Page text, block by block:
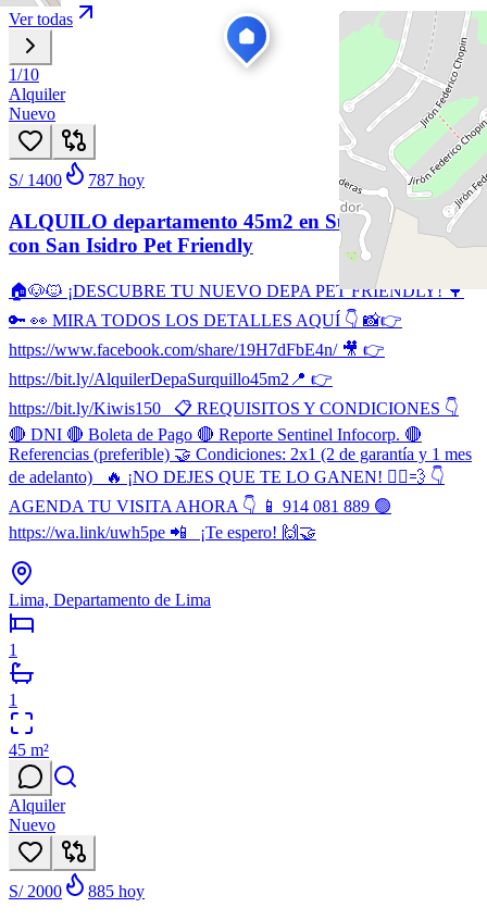
Ver todas
1/10
Alquiler
Nuevo
S/ 1400 787 hoy
ALQUILO departamento 45m2 en Surquillo Limite
con San Isidro Pet Friendly
🏠🐶🐱 ¡DESCUBRE TU NUEVO DEPA PET FRIENDLY! 🌳
🔑 👀 MIRA TODOS LOS DETALLES AQUÍ 👇 📸👉
https://www.facebook.com/share/19H7dFbE4n/ 🎥 👉
https://bit.ly/AlquilerDepaSurquillo45m2 ​📍 👉
https://bit.ly/Kiwis150 📋 REQUISITOS Y CONDICIONES 👇
🔴 DNI 🔴 Boleta de Pago 🔴 Reporte Sentinel Infocorp. 🔴
Referencias (preferible) 🤝 Condiciones: 2x1 (2 de garantía y 1 mes
de adelanto) 🔥 ¡NO DEJES QUE TE LO GANEN! 🏃‍♂️💨 👇
AGENDA TU VISITA AHORA 👇 📱 914 081 889 🟢
https://wa.link/uwh5pe 📲 ¡Te espero! 🙌🤝
Lima, Departamento de Lima
1
1
45 m²
Alquiler
Nuevo
S/ 2000 885 hoy